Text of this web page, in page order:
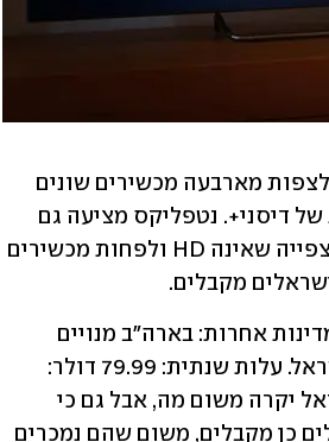
מקבלים.